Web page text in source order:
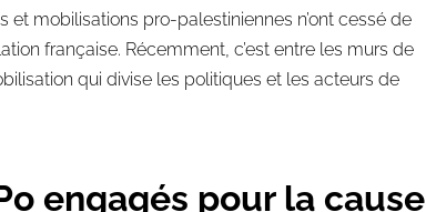
et mobilisations pro-palestiniennes n’ont cessé de
française. Récemment, c’est entre les murs de
qui divise les politiques et les acteurs de
engagés pour la cause